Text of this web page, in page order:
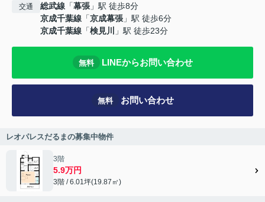
交通 総武線 「幕張 」駅 徒歩8分
京成千葉線 「京成幕張 」駅 徒歩6分
京成千葉線 「検見川 」駅 徒歩23分
無料 LINEからお問い合わせ
無料 お問い合わせ
レオパレスだるまの募集中物件
3階
5.9万円
3階 / 6.01坪(19.87㎡)